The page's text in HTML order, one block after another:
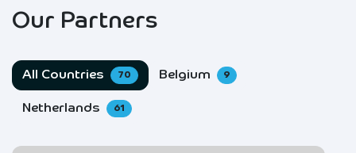
Our Partners
All Countries 70 Belgium 9
Netherlands 61